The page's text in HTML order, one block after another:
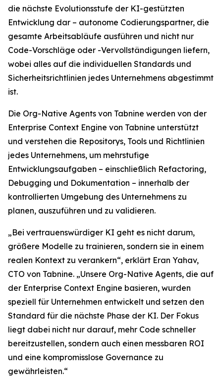
die nächste Evolutionsstufe der KI-gestützten
Entwicklung dar – autonome Codierungspartner, die
gesamte Arbeitsabläufe ausführen und nicht nur
Code-Vorschläge oder -Vervollständigungen liefern,
wobei alles auf die individuellen Standards und
Sicherheitsrichtlinien jedes Unternehmens abgestimmt
ist.
Die Org-Native Agents von Tabnine werden von der
Enterprise Context Engine von Tabnine unterstützt
und verstehen die Repositorys, Tools und Richtlinien
jedes Unternehmens, um mehrstufige
Entwicklungsaufgaben – einschließlich Refactoring,
Debugging und Dokumentation – innerhalb der
kontrollierten Umgebung des Unternehmens zu
planen, auszuführen und zu validieren.
„Bei vertrauenswürdiger KI geht es nicht darum,
größere Modelle zu trainieren, sondern sie in einem
realen Kontext zu verankern“, erklärt Eran Yahav,
CTO von Tabnine. „Unsere Org-Native Agents, die auf
der Enterprise Context Engine basieren, wurden
speziell für Unternehmen entwickelt und setzen den
Standard für die nächste Phase der KI. Der Fokus
liegt dabei nicht nur darauf, mehr Code schneller
bereitzustellen, sondern auch einen messbaren ROI
und eine kompromisslose Governance zu
gewährleisten.“